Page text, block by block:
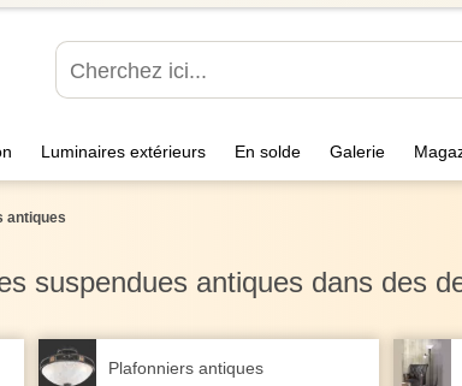
Luminaires extérieurs En solde Galerie
antiques
suspendues antiques dans des
Plafonniers antiques